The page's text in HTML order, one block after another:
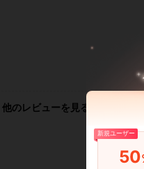
他のレビューを見る
新規ユーザー
50